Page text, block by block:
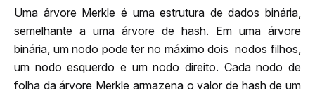
Uma árvore Merkle é uma estrutura de dados binária,
semelhante a uma árvore de hash. Em uma árvore
binária, um nodo pode ter no máximo dois  nodos filhos,
um nodo esquerdo e um nodo direito. Cada nodo de
folha da árvore Merkle armazena o valor de hash de um